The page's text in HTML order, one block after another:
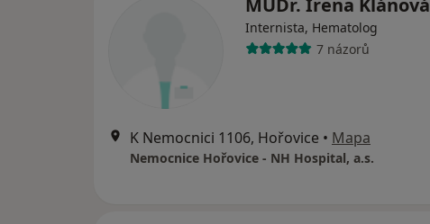
MUDr. Irena Klánová
Internista, Hematolog
7 názorů
K Nemocnici 1106, Hořovice • Mapa
Nemocnice Hořovice - NH Hospital, a.s.